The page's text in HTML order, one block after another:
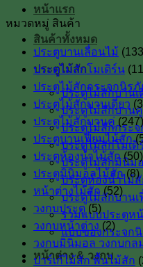
หน้าแรก
สินค้าทั้งหมด
ประตูไม้สัก
ประตูไม้สักบานเ
ประตูไม้สักบานคู่
ประตูไม้สักกระ
ประตูไม้สักโมเดิ
ประตูไม้สักมินิม
ประตูห้องน้ำไม้
ประตูไม้สักบานเ
รวมแบบประตูห
แบบของกระจก
หน้าต่าง & วงกบ
หมวดหมู่ สินค้า
ประตูบานเลื่อนไม้
ประตูไม้สักโมเดิร์น
ประตูไม้สักกระจกนิรภั
ประตูไม้สักบานเดี่ยว
ประตูไม้สักบานคู่ (247)
ประตูบานเฟี้ยมไม้สัก
ประตูห้องน้ำไม้สัก (50)
ประตูมินิมอลไม้สัก (8)
หน้าต่างไม้สัก (52)
วงกบประตู (5)
วงกบหน้าต่าง (2)
วงกบมินิมอล วงกบกล
ปาร์เก้ไม้สัก พื้นไม้สัก